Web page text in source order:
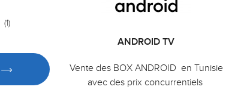
(1)
ANDROID TV
Vente des BOX ANDROID en Tunisie
avec des prix concurrentiels